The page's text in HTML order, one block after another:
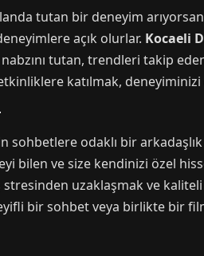
tutan bir deneyim
açık olurlar. Kocaeli
nabzını tutan, trendleri takip
katılmak,
sohbetlere odaklı bir
bilen ve size kendinizi özel
uzaklaşmak ve
bir sohbet veya birlikte bir